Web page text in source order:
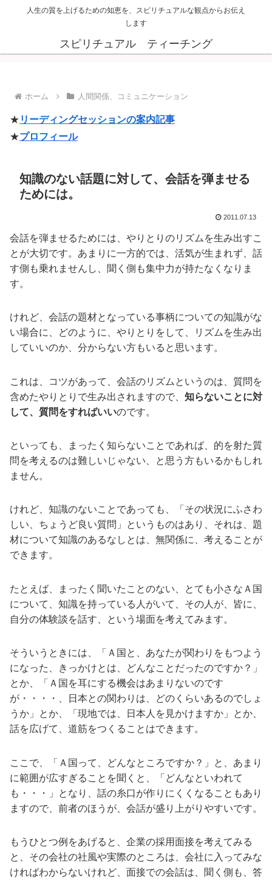
人生の質を上げるための知恵を、スピリチュアルな観点からお伝え
します
スピリチュアル ティーチング
ホーム 人間関係、コミュニケーション
★ リーディングセッションの案内記事
★プロフィール
知識のない話題に対して、会話を弾ませる
ためには。
2011.07.13
会話を弾ませるためには、やりとりのリズムを生み出すこ
とが大切です。あまりに一方的では、活気が生まれず、話
す側も乗れませんし、聞く側も集中力が持たなくなりま
す。
けれど、会話の題材となっている事柄についての知識がな
い場合に、どのように、やりとりをして、リズムを生み出
していいのか、分からない方もいると思います。
これは、コツがあって、会話のリズムというのは、質問を
含めたやりとりで生み出されますので、 知らないことに対
して、質問をすればいいのです。
といっても、まったく知らないことであれば、的を射た質
問を考えるのは難しいじゃない、と思う方もいるかもしれ
ません。
けれど、知識のないことであっても、「その状況にふさわ
しい、ちょうど良い質問」というものはあり、それは、題
材について知識のあるなしとは、無関係に、考えることが
できます。
たとえば、まったく聞いたことのない、とても小さなＡ国
について、知識を持っている人がいて、その人が、皆に、
自分の体験談を話す、という場面を考えてみます。
そういうときには、「Ａ国と、あなたが関わりをもつよう
になった、きっかけとは、どんなことだったのですか？」
とか、「Ａ国を耳にする機会はあまりないのです
が・・・・、日本との関わりは、どのくらいあるのでしょ
うか」とか、「現地では、日本人を見かけますか」とか、
話を広げて、道筋をつくることはできます。
ここで、「Ａ国って、どんなところですか？」と、あまり
に範囲が広すぎることを聞くと、「どんなといわれて
も・・・」となり、話の糸口が作りにくくなることもあり
ますので、前者のほうが、会話が盛り上がりやすいです。
もうひとつ例をあげると、企業の採用面接を考えてみる
と、その会社の社風や実際のところは、会社に入ってみな
ければわからないけれど、面接での会話は、聞く側も、答